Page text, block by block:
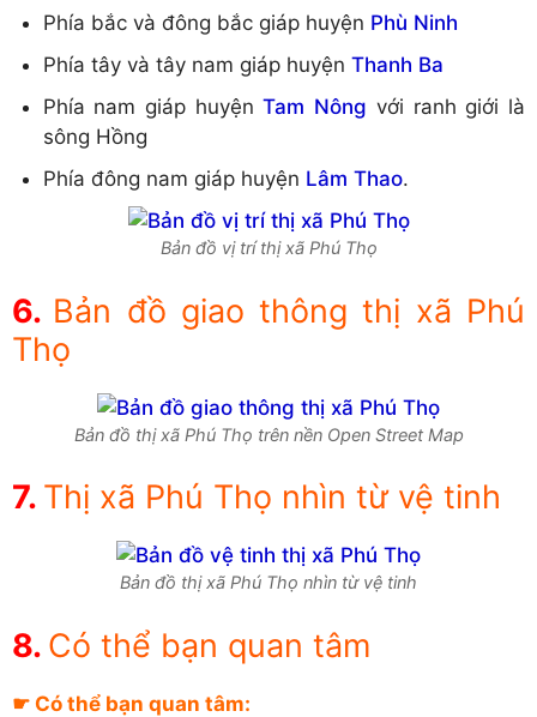
Phía bắc và đông bắc giáp huyện Phù Ninh
Phía tây và tây nam giáp huyện Thanh Ba
Phía nam giáp huyệnTam Nông với ranh giới là
sông Hồng
Phía đông nam giáp huyện Lâm Thao.
Bản đồ vị trí thị xã Phú Thọ
Bản đồ giao thông thị xã Phú
Thọ
Bản đồ thị xã Phú Thọ trên nền Open Street Map
Thị xã Phú Thọ nhìn từ vệ tinh
Bản đồ thị xã Phú Thọ nhìn từ vệ tinh
Có thể bạn quan tâm
☛ Có thể bạn quan tâm: